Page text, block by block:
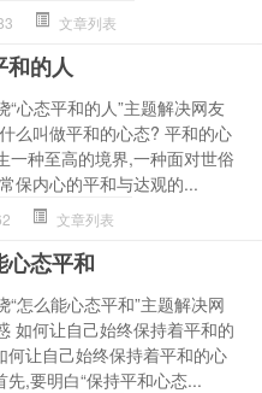
文章列表
和的人
“心态平和的人”主题解决网友
么叫做平和的心态? 平和的心
一种至高的境界,一种面对世俗
保内心的平和与达观的...
文章列表
心态平和
“怎么能心态平和”主题解决网
如何让自己始终保持着平和的
何让自己始终保持着平和的心
先,要明白“保持平和心态...